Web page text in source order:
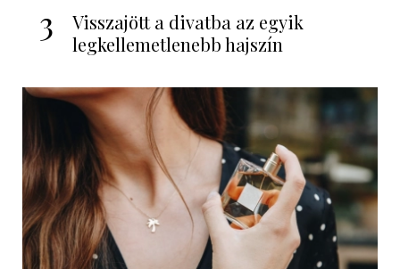
3
Visszajött a divatba az egyik
legkellemetlenebb hajszín